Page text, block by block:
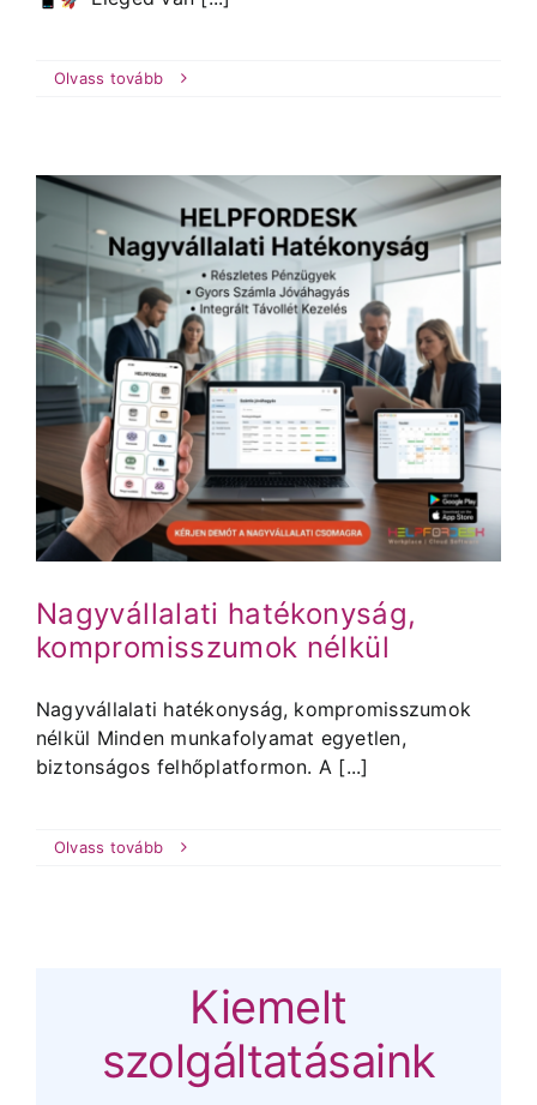
Olvass tovább
Nagyvállalati hatékonyság,
kompromisszumok nélkül
Nagyvállalati hatékonyság, kompromisszumok
nélkül Minden munkafolyamat egyetlen,
biztonságos felhőplatformon. A [...]
Olvass tovább
Kiemelt
szolgáltatásaink